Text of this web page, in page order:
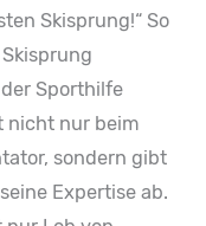
Skisprung!“ So
Sporthilfe
nicht nur beim
sondern gibt
Expertise ab.